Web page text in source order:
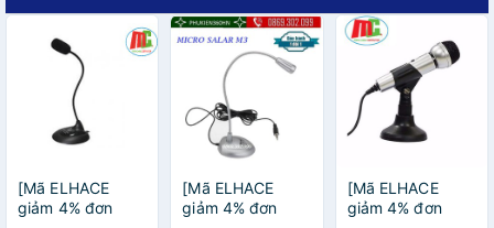
[Mã ELHACE
giảm 4% đơn
[Mã ELHACE
giảm 4% đơn
[Mã ELHACE
giảm 4% đơn